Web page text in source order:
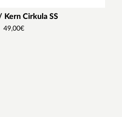
Kern Cirkula SS
49,00€